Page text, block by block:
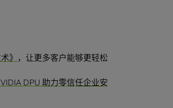
》 ，让更多客户能够更轻松
DPU 助力零信任企业安